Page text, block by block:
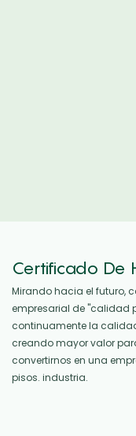
Certificado De
Mirando hacia el futuro,
empresarial de "calidad
continuamente la
creando mayor valor
convertirnos en una
pisos. industria.